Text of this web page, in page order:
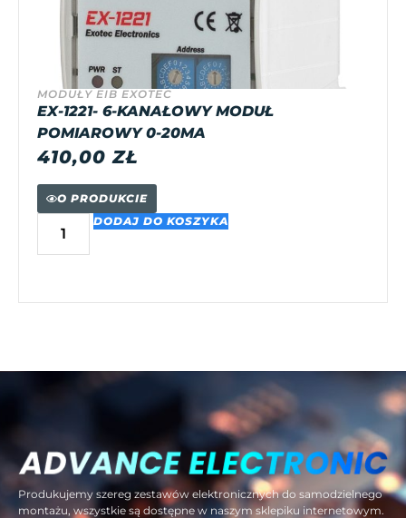
MODUŁY EIB EXOTEC
EX-1221- 6-KANAŁOWY MODUŁ
POMIAROWY 0-20MA
410,00ZŁ
O PRODUKCIE
DODAJ DO KOSZYKA
Produkujemy szereg zestawów elektronicznych do samodzielnego
montażu, wszystkie są dostępne w naszym sklepiku internetowym.